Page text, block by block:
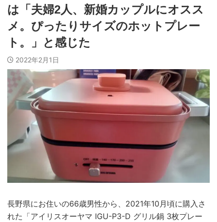
は「夫婦2人、新婚カップルにオスス
メ。ぴったりサイズのホットプレー
ト。」と感じた
2022年2月1日
長野県にお住いの66歳男性から、2021年10月頃に購入さ
れた「アイリスオーヤマ IGU-P3-D グリル鍋 3枚プレー